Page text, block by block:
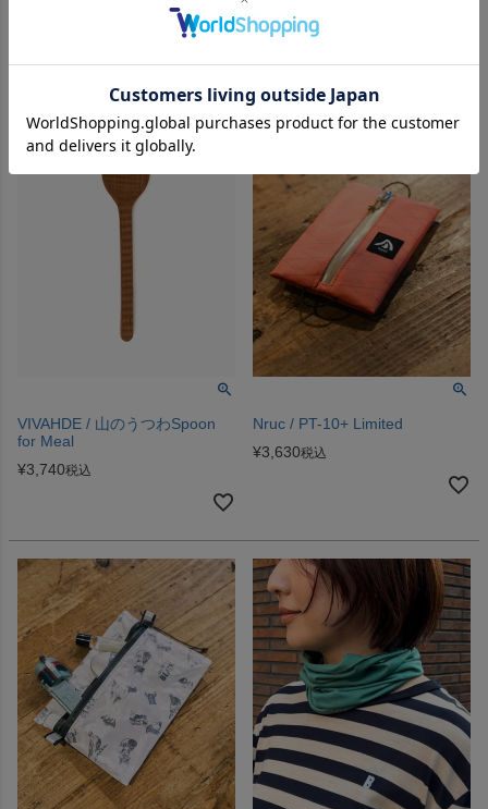
3,740
VIVAHDE / 山のうつわSpoon
for Meal
¥3,740税込
Nruc / PT-10+ Limited
¥3,630税込